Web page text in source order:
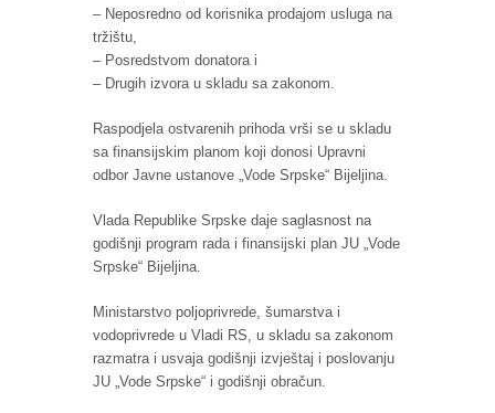
– Neposredno od korisnika prodajom usluga na
tržištu,
– Posredstvom donatora i
– Drugih izvora u skladu sa zakonom.
Raspodjela ostvarenih prihoda vrši se u skladu
sa finansijskim planom koji donosi Upravni
odbor Javne ustanove „Vode Srpske“ Bijeljina.
Vlada Republike Srpske daje saglasnost na
godišnji program rada i finansijski plan JU „Vode
Srpske“ Bijeljina.
Ministarstvo poljoprivrede, šumarstva i
vodoprivrede u Vladi RS, u skladu sa zakonom
razmatra i usvaja godišnji izvještaj i poslovanju
JU „Vode Srpske“ i godišnji obračun.